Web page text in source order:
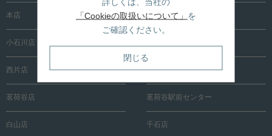
本店 根津店
小石川店
西片店 後楽園店
茗荷谷店 茗荷谷駅前センター
白山店 千石店
「Cookieの取扱いについて」 を
ご確認ください。
閉じる